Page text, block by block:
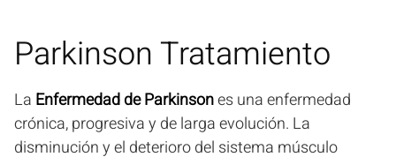
Parkinson Tratamiento
La Enfermedad de Parkinsones una enfermedad
crónica, progresiva y de larga evolución. La
disminución y el deterioro del sistema músculo